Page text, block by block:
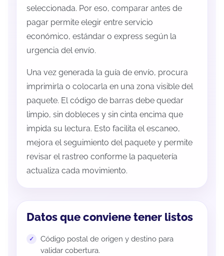
seleccionada. Por eso, comparar antes de
pagar permite elegir entre servicio
económico, estándar o express según la
urgencia del envío.
Una vez generada la guía de envío, procura
imprimirla o colocarla en una zona visible del
paquete. El código de barras debe quedar
limpio, sin dobleces y sin cinta encima que
impida su lectura. Esto facilita el escaneo,
mejora el seguimiento del paquete y permite
revisar el rastreo conforme la paquetería
actualiza cada movimiento.
Datos que conviene tener listos
Código postal de origen y destino para
validar cobertura.